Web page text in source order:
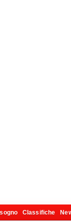
Classifiche